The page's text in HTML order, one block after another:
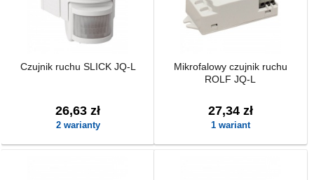
Czujnik ruchu SLICK JQ-L
26,63 zł
2 warianty
Mikrofalowy czujnik ruchu
ROLF JQ-L
27,34 zł
1 wariant